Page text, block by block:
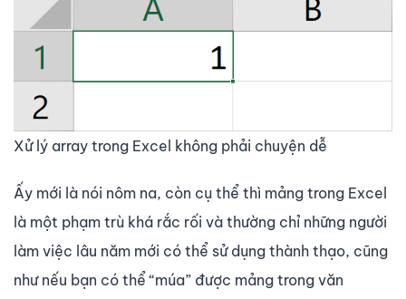
Xử lý array trong Excel không phải chuyện dễ
Ấy mới là nói nôm na, còn cụ thể thì mảng trong Excel
là một phạm trù khá rắc rối và thường chỉ những người
làm việc lâu năm mới có thể sử dụng thành thạo, cũng
như nếu bạn có thể “múa” được mảng trong văn